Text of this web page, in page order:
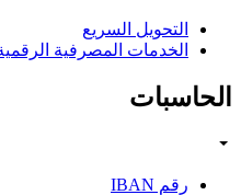
التحويل السريع
الخدمات المصرفية الرقمية
الحاسبات
رقم IBAN